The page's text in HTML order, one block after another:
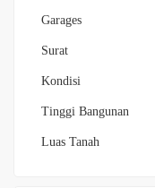
Garages
Surat
Kondisi
Tinggi Bangunan
Luas Tanah